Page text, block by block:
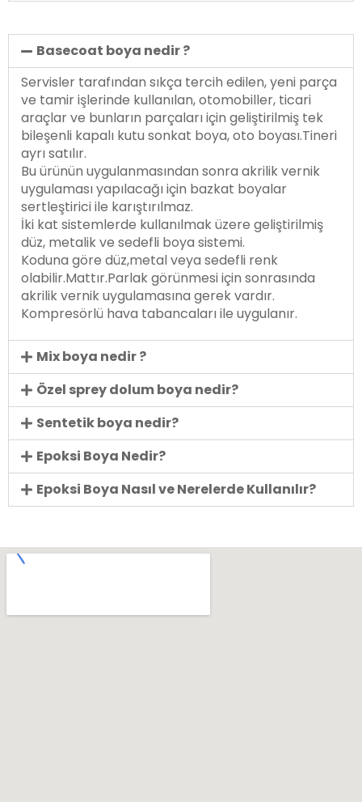
Basecoat boya nedir ?
Servisler tarafından sıkça tercih edilen, yeni parça
ve tamir işlerinde kullanılan, otomobiller, ticari
araçlar ve bunların parçaları için geliştirilmiş tek
bileşenli kapalı kutu sonkat boya, oto boyası.Tineri
ayrı satılır.
Bu ürünün uygulanmasından sonra akrilik vernik
uygulaması yapılacağı için bazkat boyalar
sertleştirici ile karıştırılmaz.
İki kat sistemlerde kullanılmak üzere geliştirilmiş
düz, metalik ve sedefli boya sistemi.
Koduna göre düz,metal veya sedefli renk
olabilir.Mattır.Parlak görünmesi için sonrasında
akrilik vernik uygulamasına gerek vardır.
Kompresörlü hava tabancaları ile uygulanır.
Mix boya nedir ?
Özel sprey dolum boya nedir?
Sentetik boya nedir?
Epoksi Boya Nedir?
Epoksi Boya Nasıl ve Nerelerde Kullanılır?